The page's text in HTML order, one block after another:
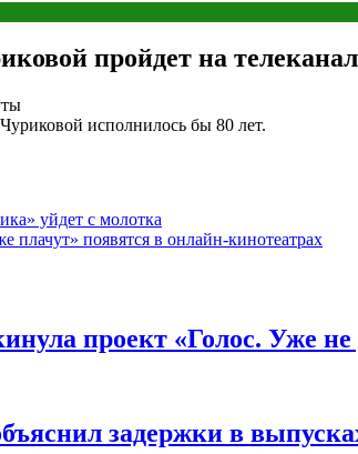
пройдет на
исполнилось бы 80 лет.
уйдет с молотка
плачут» появятся в онлайн-кинотеатрах
проект «Голос. Уже не
задержки в